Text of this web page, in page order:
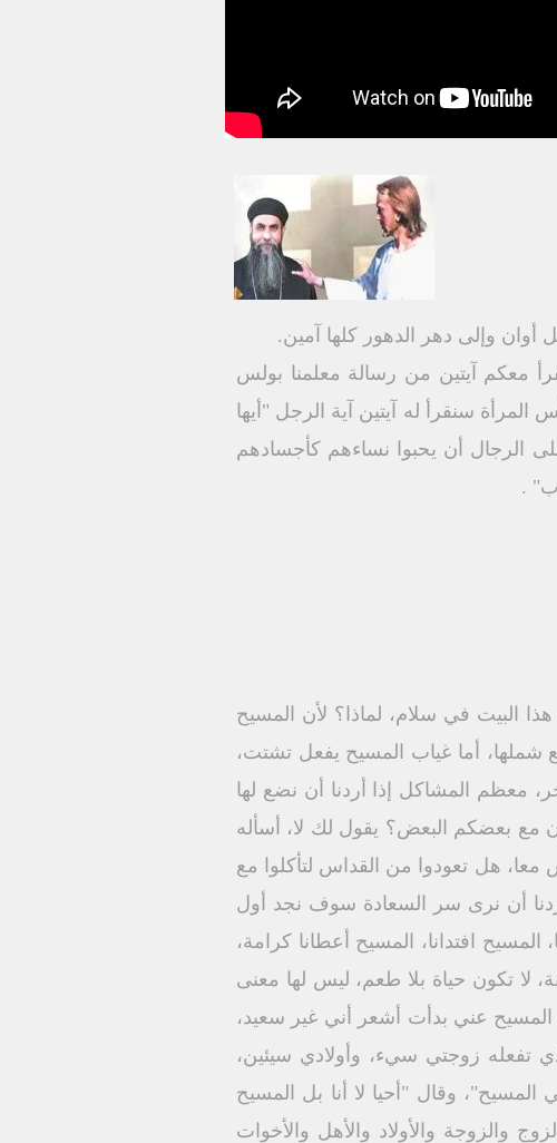
أوان وإلى دهر الدهور كلها آمين.
معكم آيتين من رسالة معلمنا بولس
الرجل رأس المرأة سنقرأ له آيتين آية الرجل "أيها
الرجال أن يحبوا نساءهم كأجسادهم
.
البيت في سلام، لماذا؟ لأن المسيح
أما غياب المسيح يفعل تشتت،
المشاكل إذا أردنا أن نضع لها
بعضكم البعض؟ يقول لك لا، أسأله
معا، هل تعودوا من القداس لتأكلوا مع
أن نرى سر السعادة سوف نجد أول
افتدانا، المسيح أعطانا كرامة،
لا تكون حياة بلا طعم، ليس لها معنى
عني بدأت أشعر أني غير سعيد،
تفعله زوجتي سيء، وأولادي سيئين،
وقال "أحيا لا أنا بل المسيح
والزوجة والأولاد والأهل والأخوات